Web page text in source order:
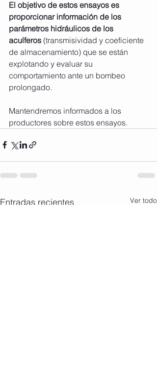
El objetivo de estos ensayos es
proporcionar información de los
parámetros hidráulicos de los
acuíferos (transmisividad y coeficiente
de almacenamiento) que se están
explotando y evaluar su
comportamiento ante un bombeo
prolongado.
Mantendremos informados a los
productores sobre estos ensayos.
Entradas recientes Ver todo